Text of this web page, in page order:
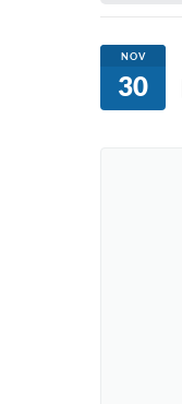
NOV
30